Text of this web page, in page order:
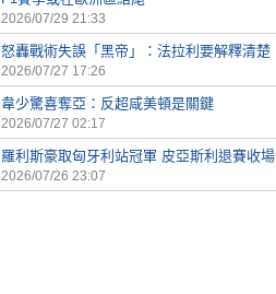
2026/07/29 21:33
怒轟戰術失誤「黑帝」：法拉利要解釋清楚
2026/07/27 17:26
韋少驚喜奪亞：反超咸美頓是關鍵
2026/07/27 02:17
羅利斯豪取匈牙利站冠軍 皮亞斯利退賽收場
2026/07/26 23:07